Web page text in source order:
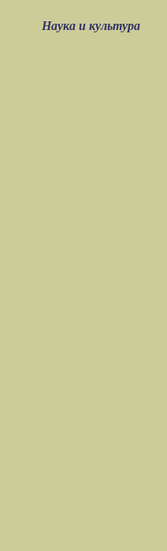
Наука и культура